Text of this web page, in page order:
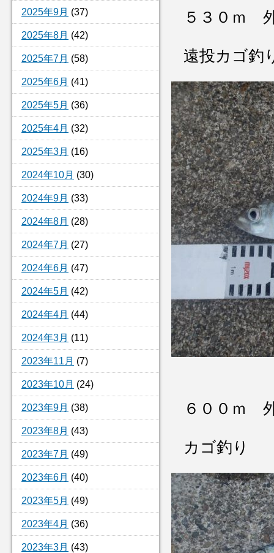
2025年9月 (37)
2025年8月 (42)
2025年7月 (58)
2025年6月 (41)
2025年5月 (36)
2025年4月 (32)
2025年3月 (16)
2024年10月 (30)
2024年9月 (33)
2024年8月 (28)
2024年7月 (27)
2024年6月 (47)
2024年5月 (42)
2024年4月 (44)
2024年3月 (11)
2023年11月 (7)
2023年10月 (24)
2023年9月 (38)
2023年8月 (43)
2023年7月 (49)
2023年6月 (40)
2023年5月 (49)
2023年4月 (36)
2023年3月 (43)
５３０ｍ
遠投カゴ釣
６００ｍ
カゴ釣り